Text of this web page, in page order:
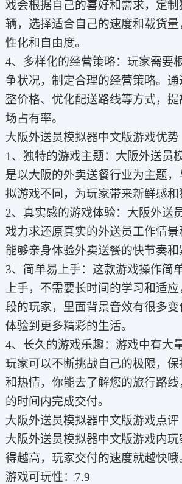
戏会根据自己的喜好和需求，定
辆，选择适合自己的速度和载货
性化和自由度。
4、多样化的经营策略：玩家需要
争状况，制定合理的经营策略。通
整价格、优化配送路线等方式，
场占有率。
大阪外送员模拟器中文版游戏优势
1、独特的游戏主题：大阪外送员
是以大阪的外卖送餐行业为主题
拟游戏不同，为玩家带来新鲜感和
2、真实感的游戏体验：大阪外送
戏力求还原真实的外送员工作情
能够亲身体验外卖送餐的快节奏和
3、简单易上手：这款游戏操作简
上手，不需要长时间的学习和适
段的玩家，里面背景音效有很多
体验到更多精彩的生活。
4、长久的游戏乐趣：游戏中有大
玩家可以不断挑战自己的极限，
和热情，你能去了解您的旅行路
的时间内完成交付。
大阪外送员模拟器中文版游戏点评
大阪外送员模拟器中文版游戏内
得越高，玩家交付的速度就越快哦
游戏可玩性：7.9